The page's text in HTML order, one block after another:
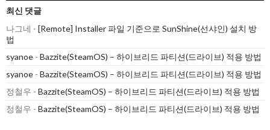
최신 댓글
나그네 - [Remote] Installer 파일 기준으로 SunShine(선샤인) 설치 방
법
syanoe - Bazzite(SteamOS) – 하이브리드 파티션(드라이브) 적용 방법
syanoe - Bazzite(SteamOS) – 하이브리드 파티션(드라이브) 적용 방법
정철우 - Bazzite(SteamOS) – 하이브리드 파티션(드라이브) 적용 방법
정철우 - Bazzite(SteamOS) – 하이브리드 파티션(드라이브) 적용 방법